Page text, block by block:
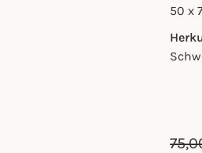
50 x